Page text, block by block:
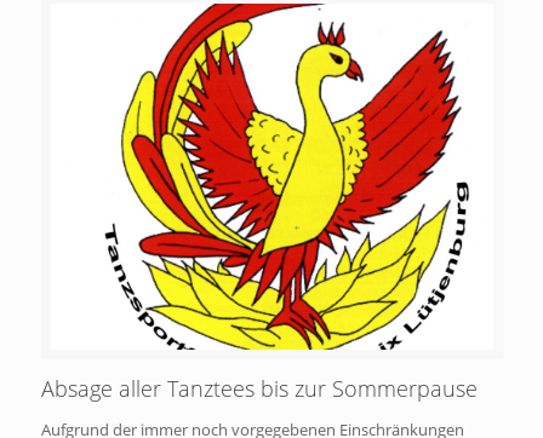
Absage aller Tanztees bis zur Sommerpause
Aufgrund der immer noch vorgegebenen Einschränkungen